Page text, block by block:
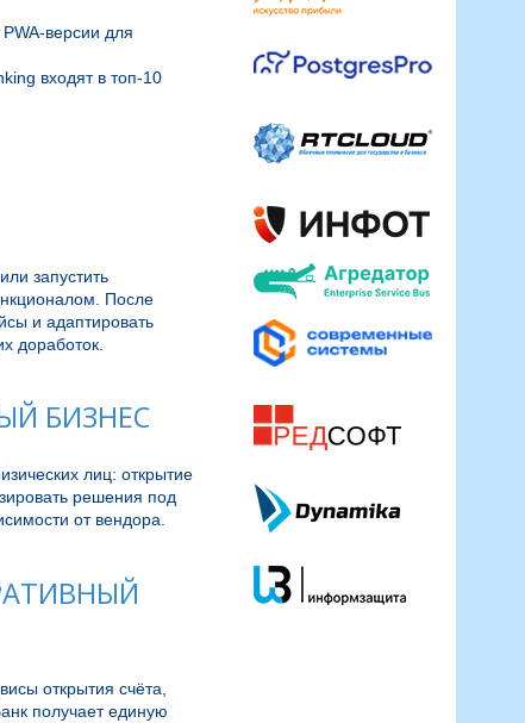
версии для
входят в топ-10
запустить
После
и адаптировать
доработок.
БИЗНЕС
лиц: открытие
решения под
от вендора.
открытия счёта,
получает единую